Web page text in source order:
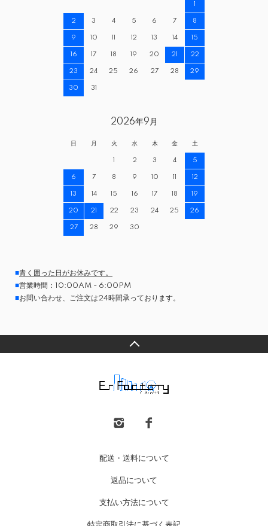
1
2 3 4 5 6 7 8
9 10 11 12 13 14 15
16 17 18 19 20 21 22
23 24 25 26 27 28 29
30 31
2026年9月
日 月 火 水 木 金 土
1 2 3 4 5
6 7 8 9 10 11 12
13 14 15 16 17 18 19
20 21 22 23 24 25 26
27 28 29 30
■青く囲った日がお休みです。
■営業時間：10:00AM - 6:00PM
■お問い合わせ、ご注文は24時間承っております。
配送・送料について
返品について
支払い方法について